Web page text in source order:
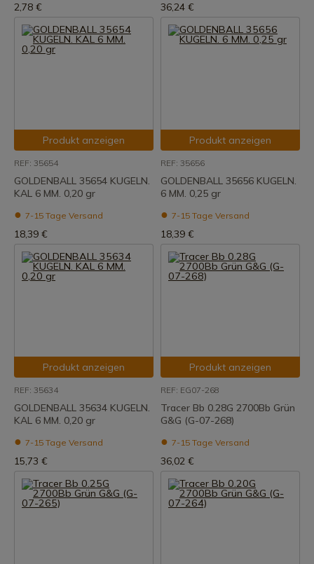
2,78 € 36,24 €
Produkt anzeigen
REF: 35654
GOLDENBALL 35654 KUGELN.
KAL 6 MM. 0,20 gr
7-15 Tage Versand
18,39 €
Produkt anzeigen
REF: 35656
GOLDENBALL 35656 KUGELN.
6 MM. 0,25 gr
7-15 Tage Versand
18,39 €
Produkt anzeigen
REF: 35634
GOLDENBALL 35634 KUGELN.
KAL 6 MM. 0,20 gr
7-15 Tage Versand
15,73 €
Produkt anzeigen
REF: EG07-268
Tracer Bb 0.28G 2700Bb Grün
G&G (G-07-268)
7-15 Tage Versand
36,02 €